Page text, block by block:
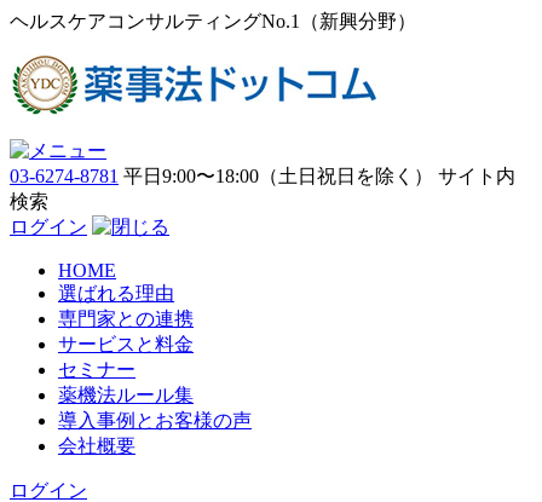
ヘルスケアコンサルティングNo.1（新興分野）
03-6274-8781 平日9:00〜18:00（土日祝日を除く）
サイト内
検索
ログイン
HOME
選ばれる理由
専門家との連携
サービスと料金
セミナー
薬機法ルール集
導入事例とお客様の声
会社概要
ログイン